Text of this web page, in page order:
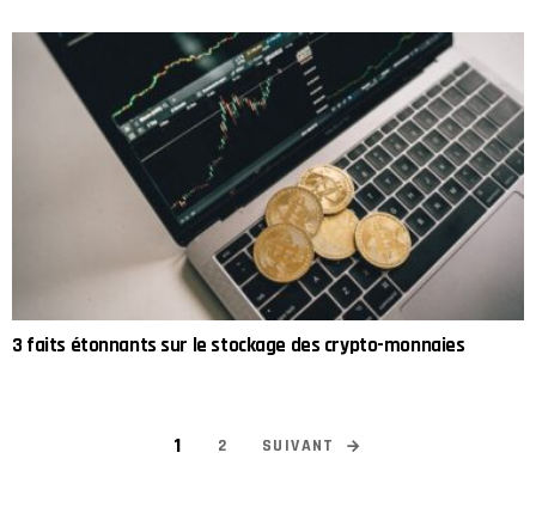
3 faits étonnants sur le stockage des crypto-monnaies
1 2 SUIVANT